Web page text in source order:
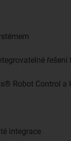
řešení
Robot Control a
integrace